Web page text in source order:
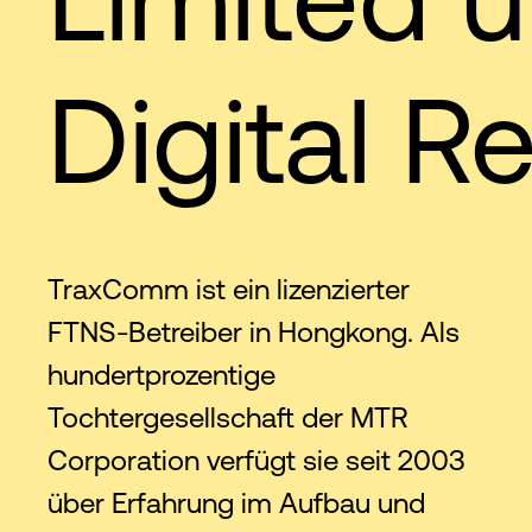
Digital
TraxComm ist ein lizenzierter
FTNS-Betreiber in Hongkong. Als
hundertprozentige
Tochtergesellschaft der MTR
Corporation verfügt sie seit 2003
über Erfahrung im Aufbau und